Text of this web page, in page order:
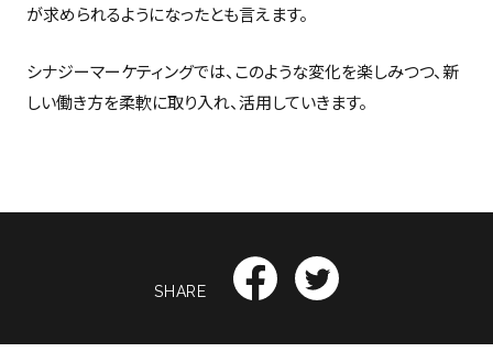
が求められるようになったとも言えます。
シナジーマーケティングでは、このような変化を楽しみつつ、新
しい働き方を柔軟に取り入れ、活用していきます。
SHARE